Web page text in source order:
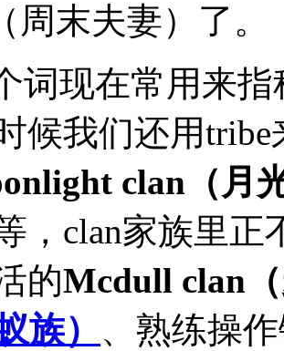
（周末夫妻）了。
词现在常用来
候我们还用
clan（月
，clan家族里正
的Mcdull clan
族） 、熟练操